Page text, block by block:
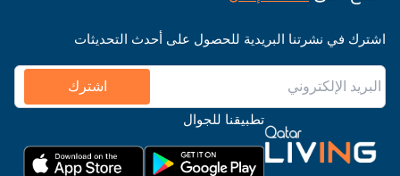
اشترك في نشرتنا البريدية للحصول على أحدث التحديثات
اشترك
تطبيقنا للجوال